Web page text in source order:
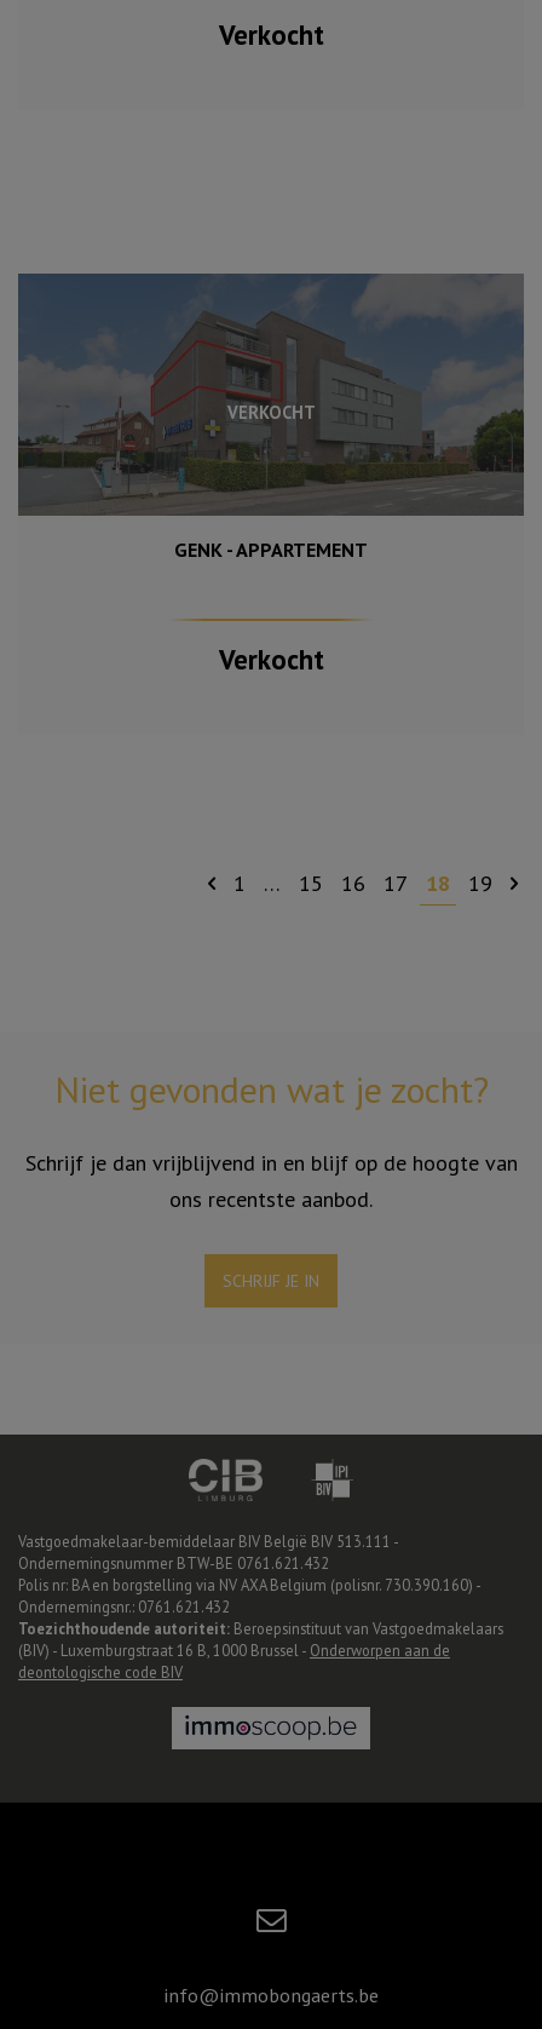
Verkocht
VERKOCHT
GENK - APPARTEMENT
Verkocht
1 … 15 16 17 18 19
Niet gevonden wat je zocht?
Schrijf je dan vrijblijvend in en blijf op de hoogte van
ons recentste aanbod.
SCHRIJF JE IN
Vastgoedmakelaar-bemiddelaar BIV België BIV 513.111 -
Ondernemingsnummer BTW-BE 0761.621.432
Polis nr: BA en borgstelling via NV AXA Belgium (polisnr. 730.390.160) -
Ondernemingsnr.: 0761.621.432
Toezichthoudende autoriteit: Beroepsinstituut van Vastgoedmakelaars
(BIV) - Luxemburgstraat 16 B, 1000 Brussel - Onderworpen aan de
deontologische code BIV
info@immobongaerts.be